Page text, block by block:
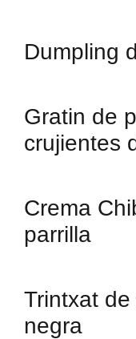
Dumpling
Gratin de
crujientes
Crema
parrilla
Trintxat
negra